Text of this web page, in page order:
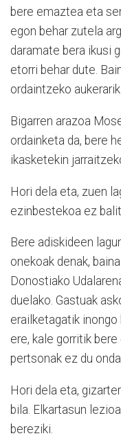
bere emaztea eta
egon behar zutela
daramate bera ikusi
etorri behar dute.
ordaintzeko
Bigarren arazoa
ordainketa da, bere
ikasketekin
Hori dela eta, zuen
ezinbestekoa ez
Bere adiskideen
onekoak denak,
Donostiako
duelako. Gastuak
erailketagatik
ere, kale gorritik
pertsonak ez du
Hori dela eta,
bila. Elkartasun
bereziki.